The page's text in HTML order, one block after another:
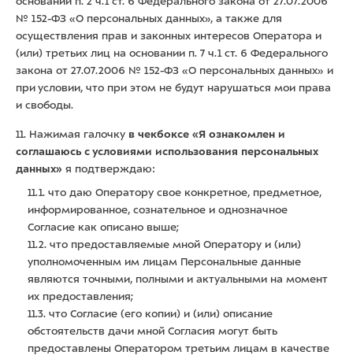
№ 152-ФЗ «О персональных данных», а также для
осуществления прав и законных интересов Оператора и
(или) третьих лиц на основании п. 7 ч.1 ст. 6 Федерального
закона от 27.07.2006 № 152-ФЗ «О персональных данных» и
при условии, что при этом не будут нарушаться мои права
и свободы.
11. Нажимая галочку в чекбоксе «Я ознакомлен и
соглашаюсь с условиями использования персональных
данных» я подтверждаю:
11.1. что даю Оператору свое конкретное, предметное,
информированное, сознательное и однозначное
Согласие как описано выше;
11.2. что предоставляемые мной Оператору и (или)
уполномоченным им лицам Персональные данные
являются точными, полными и актуальными на момент
их предоставления;
11.3. что Согласие (его копии) и (или) описание
обстоятельств дачи мной Согласия могут быть
предоставлены Оператором третьим лицам в качестве